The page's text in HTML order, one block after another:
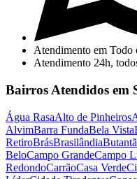
Atendimento em Todo
Atendimento 24h,
Bairros Atendidos em
Água RasaAlto de Pinheiros
AlvimBarra FundaBela Vista
RetiroBrásBrasilândiaButantã
BeloCampo GrandeCampo
RedondoCarrãoCasa Verde